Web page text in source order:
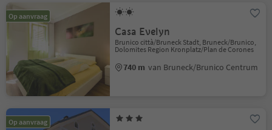
Op aanvraag
Casa Evelyn
Brunico città/Bruneck Stadt, Bruneck/Brunico,
Dolomites Region Kronplatz/Plan de Corones
740 m van Bruneck/Brunico Centrum
Op aanvraag